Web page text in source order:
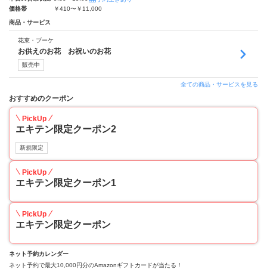
価格帯
￥410〜￥11,000
商品・サービス
花束・ブーケ
お供えのお花 お祝いのお花
販売中
全ての商品・サービスを見る
おすすめのクーポン
PickUp
エキテン限定クーポン2
新規限定
PickUp
エキテン限定クーポン1
PickUp
エキテン限定クーポン
ネット予約カレンダー
ネット予約で最大10,000円分のAmazonギフトカードが当たる！